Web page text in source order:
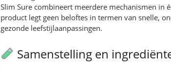
Slim Sure combineert meerdere mechanismen in
product legt geen beloftes in termen van snelle,
gezonde leefstijlaanpassingen.
Samenstelling en